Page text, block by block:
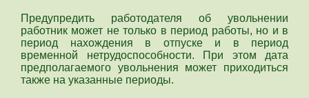
Предупредить работодателя об увольнении
работник может не только в период работы, но и в
период нахождения в отпуске и в период
временной нетрудоспособности. При этом дата
предполагаемого увольнения может приходиться
также на указанные периоды.